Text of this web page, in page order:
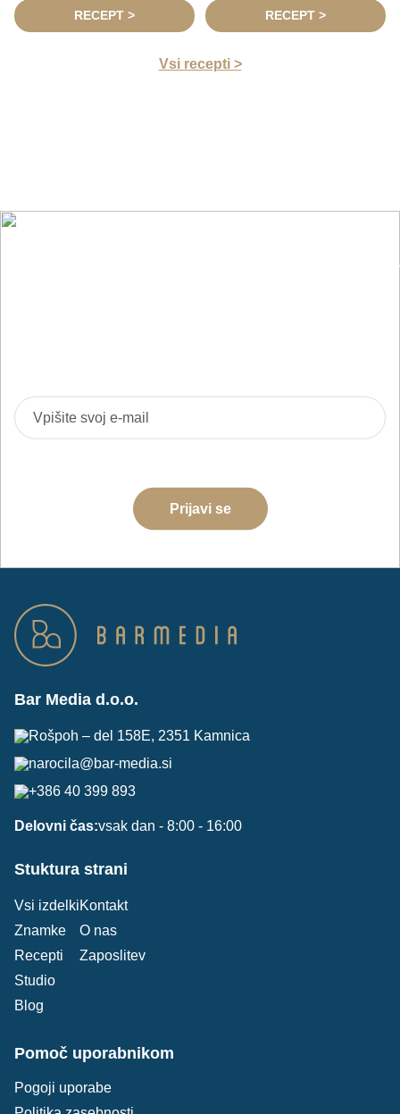
Crafter’s Aromatic Flower z
osvežilnimi mehurčki tonika, kar
okusov in hladno osvežitvijo za
RECEPT > RECEPT >
Vsi recepti >
Nasveti, trendi in novosti iz sveta
Prijavi se
Bar Media d.o.o.
Rošpoh – del 158E, 2351 Kamnica
narocila@bar-media.si
+386 40 399 893
Delovni čas:vsak dan - 8:00 - 16:00
Stuktura strani
Vsi izdelki
Znamke
Recepti
Studio
Blog
Kontakt
O nas
Zaposlitev
Pomoč uporabnikom
Pogoji uporabe